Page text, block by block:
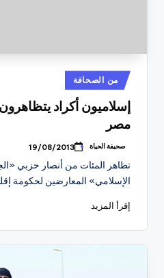
نُشر
في
من الصحافة
إسلاميون أكراد
مصر
تمّ
بواسطة
صحيفة الحياة 19/08/2013
تظاهر المئات من أنصار حزبي
الإسلامي» المعارضين لحكومة
إقرأ المزيد